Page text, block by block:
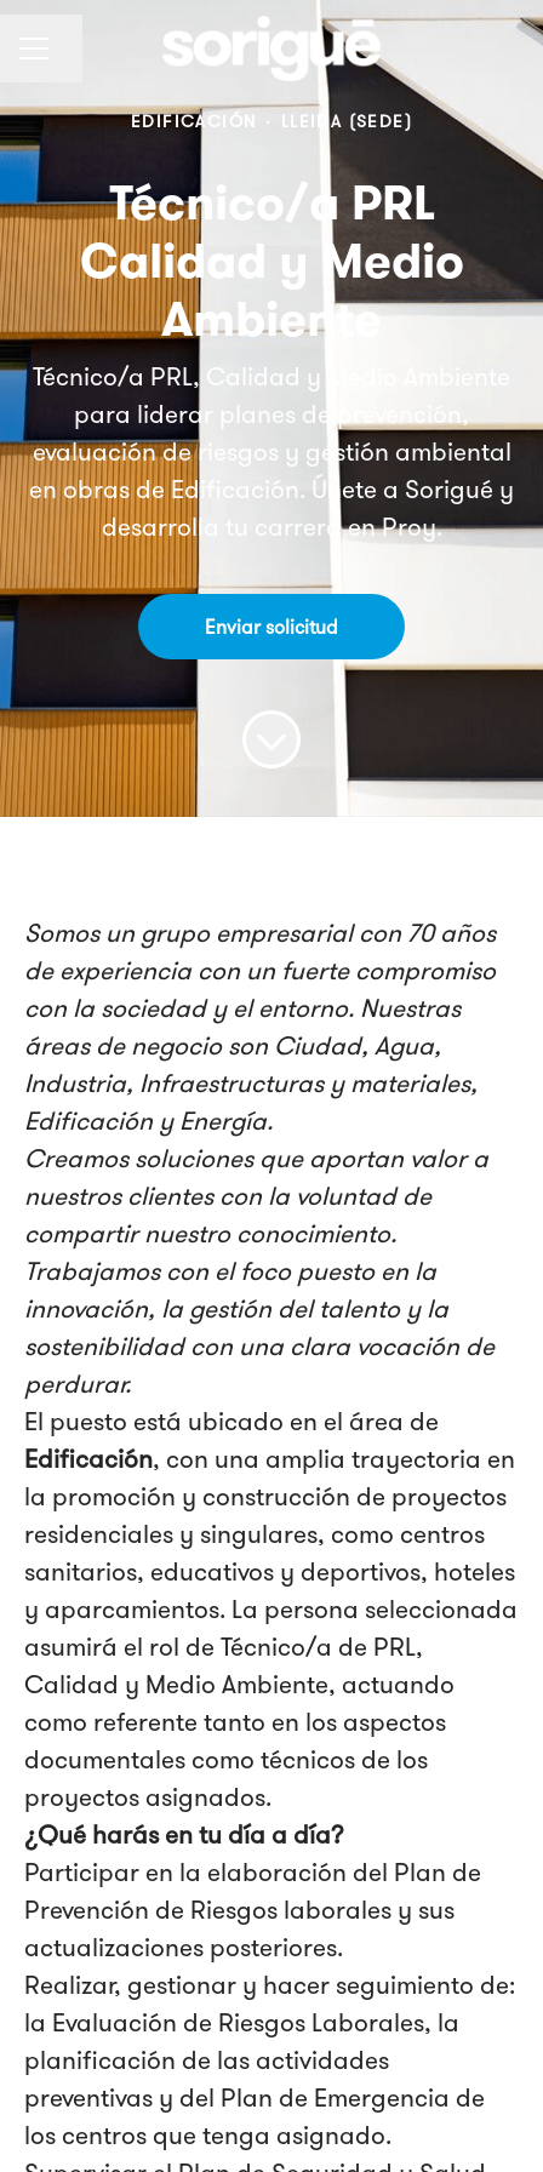
Compartir página
EDIFICACIÓN · LLEIDA (SEDE)
Técnico/a PRL
Calidad y Medio
Ambiente
Técnico/a PRL, Calidad y Medio Ambiente
para liderar planes de prevención,
evaluación de riesgos y gestión ambiental
en obras de Edificación. Únete a Sorigué y
desarrolla tu carrera en Proy.
Enviar solicitud
Somos un grupo empresarial con 70 años
de experiencia con un fuerte compromiso
con la sociedad y el entorno. Nuestras
áreas de negocio son Ciudad, Agua,
Industria, Infraestructuras y materiales,
Edificación y Energía.
Creamos soluciones que aportan valor a
nuestros clientes con la voluntad de
compartir nuestro conocimiento.
Trabajamos con el foco puesto en la
innovación, la gestión del talento y la
sostenibilidad con una clara vocación de
perdurar.
El puesto está ubicado en el área de
Edificación, con una amplia trayectoria en
la promoción y construcción de proyectos
residenciales y singulares, como centros
sanitarios, educativos y deportivos, hoteles
y aparcamientos. La persona seleccionada
asumirá el rol de Técnico/a de PRL,
Calidad y Medio Ambiente, actuando
como referente tanto en los aspectos
documentales como técnicos de los
proyectos asignados.
¿Qué harás en tu día a día?
Participar en la elaboración del Plan de
Prevención de Riesgos laborales y sus
actualizaciones posteriores.
Realizar, gestionar y hacer seguimiento de:
la Evaluación de Riesgos Laborales, la
planificación de las actividades
preventivas y del Plan de Emergencia de
los centros que tenga asignado.